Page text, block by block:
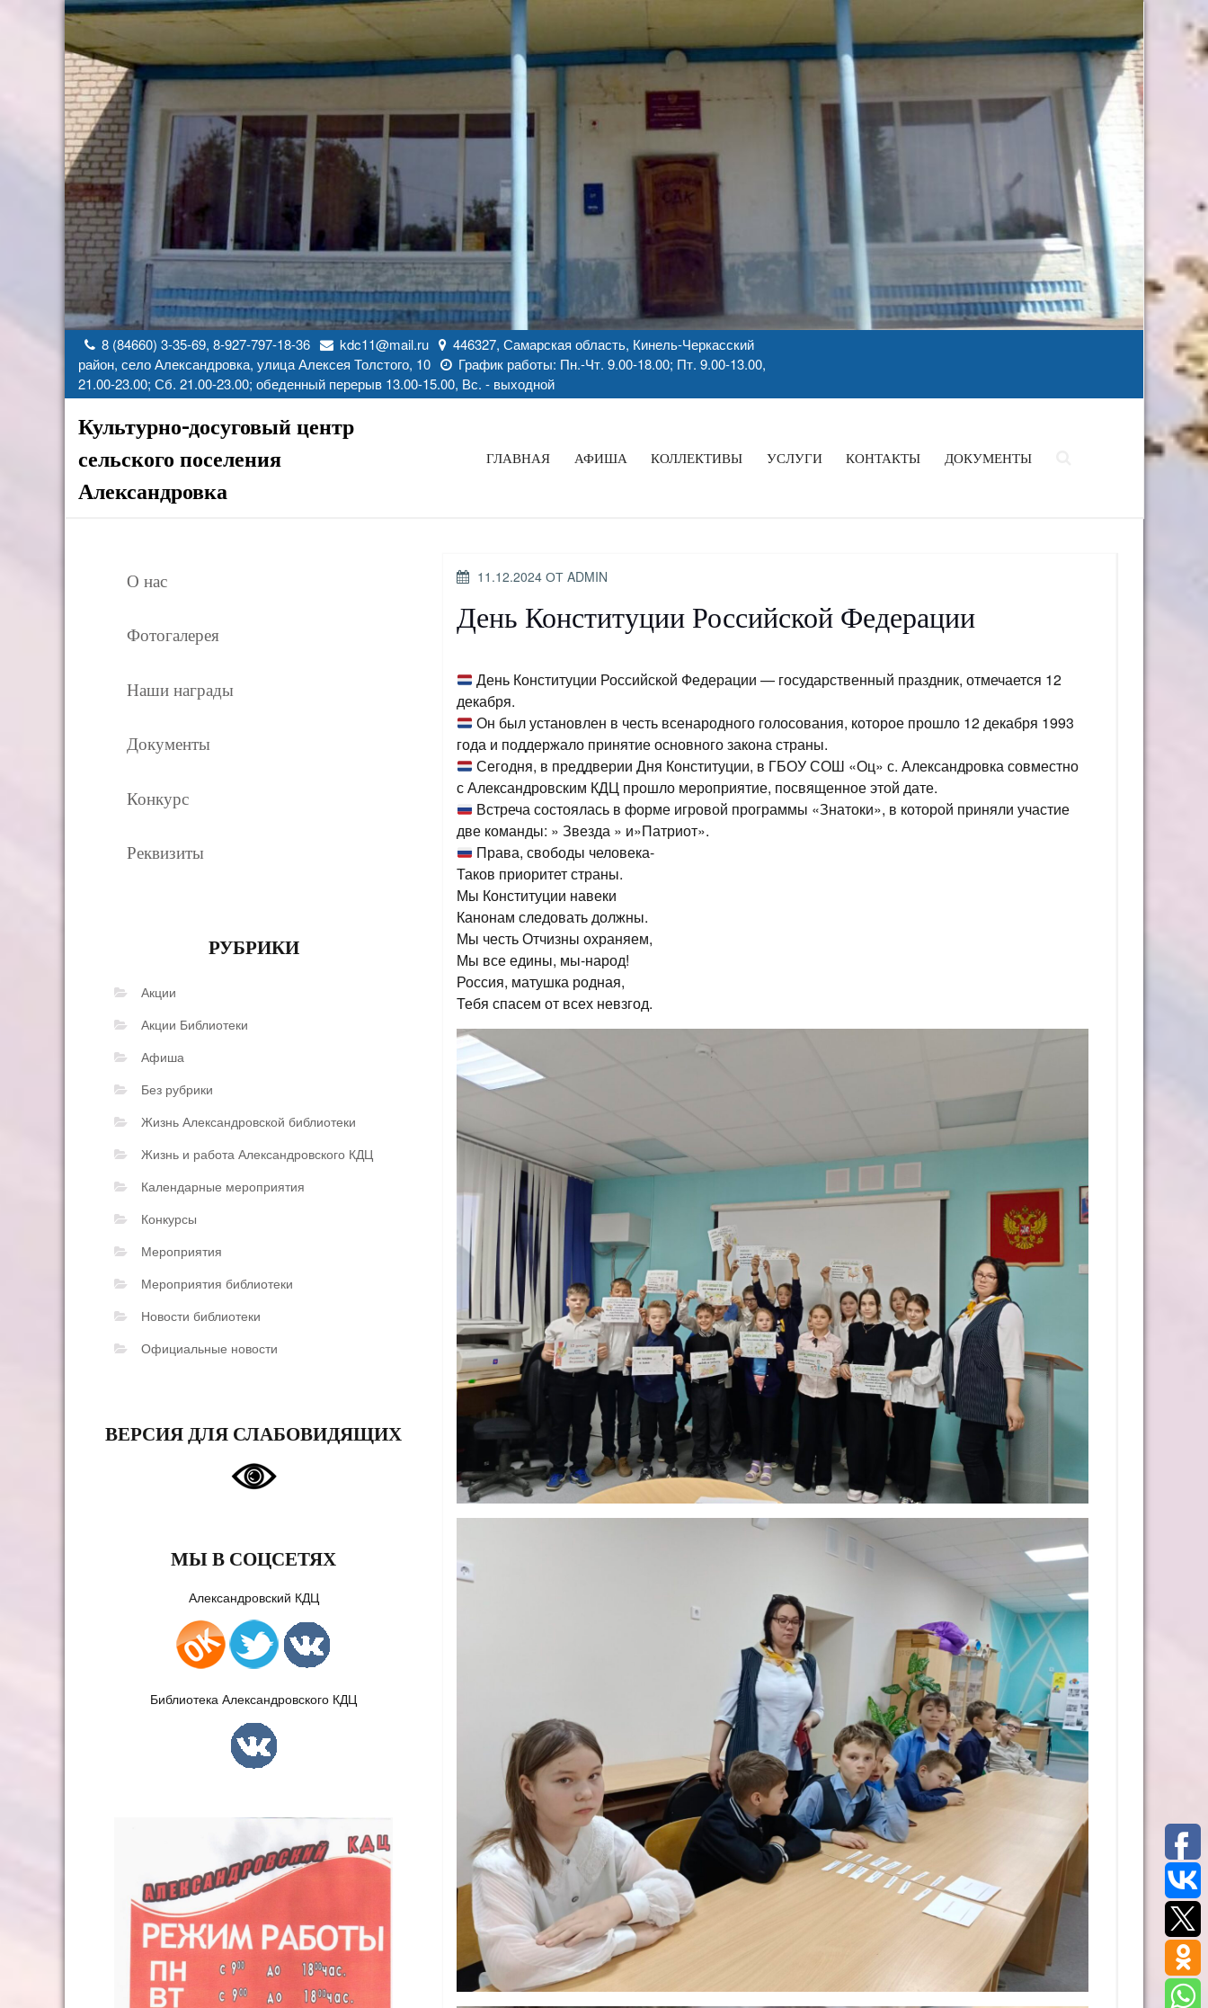
содержимому
8 (84660) 3-35-69, 8-927-797-18-36 kdc11@mail.ru
446327, Самарская область, Кинель-Черкасский
район, село Александровка, улица Алексея Толстого, 10
График работы: Пн.-Чт. 9.00-18.00; Пт. 9.00-13.00,
21.00-23.00; Сб. 21.00-23.00; обеденный перерыв 13.00-15.00, Вс. - выходной
Культурно-досуговый центр
сельского поселения
Александровка
ГЛАВНАЯ АФИША КОЛЛЕКТИВЫ УСЛУГИ КОНТАКТЫ ДОКУМЕНТЫ
О нас
Фотогалерея
Наши награды
Документы
Конкурс
Реквизиты
РУБРИКИ
Акции
Акции Библиотеки
Афиша
Без рубрики
Жизнь Александровской библиотеки
Жизнь и работа Александровского КДЦ
Календарные мероприятия
Конкурсы
Мероприятия
Мероприятия библиотеки
Новости библиотеки
Официальные новости
ВЕРСИЯ ДЛЯ СЛАБОВИДЯЩИХ
МЫ В СОЦСЕТЯХ
Александровский КДЦ
Библиотека Александровского КДЦ
ОПУБЛИКОВАНО
11.12.2024 ОТ ADMIN
День Конституции Российской Федерации
День Конституции Российской Федерации — государственный праздник, отмечается 12
декабря.
Он был установлен в честь всенародного голосования, которое прошло 12 декабря 1993
года и поддержало принятие основного закона страны.
Сегодня, в преддверии Дня Конституции, в ГБОУ СОШ «Оц» с. Александровка совместно
с Александровским КДЦ прошло мероприятие, посвященное этой дате.
Встреча состоялась в форме игровой программы «Знатоки», в которой приняли участие
две команды: » Звезда » и»Патриот».
Права, свободы человека-
Таков приоритет страны.
Мы Конституции навеки
Канонам следовать должны.
Мы честь Отчизны охраняем,
Мы все едины, мы-народ!
Россия, матушка родная,
Тебя спасем от всех невзгод.